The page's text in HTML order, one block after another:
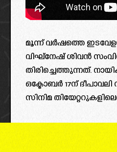
മൂന്ന് വർഷത്തെ
വിഘ്നേഷ് ശിവൻ
തിരിച്ചെത്തുന്നത്.
ഒക്ടോബർ 17ന്
സിനിമ